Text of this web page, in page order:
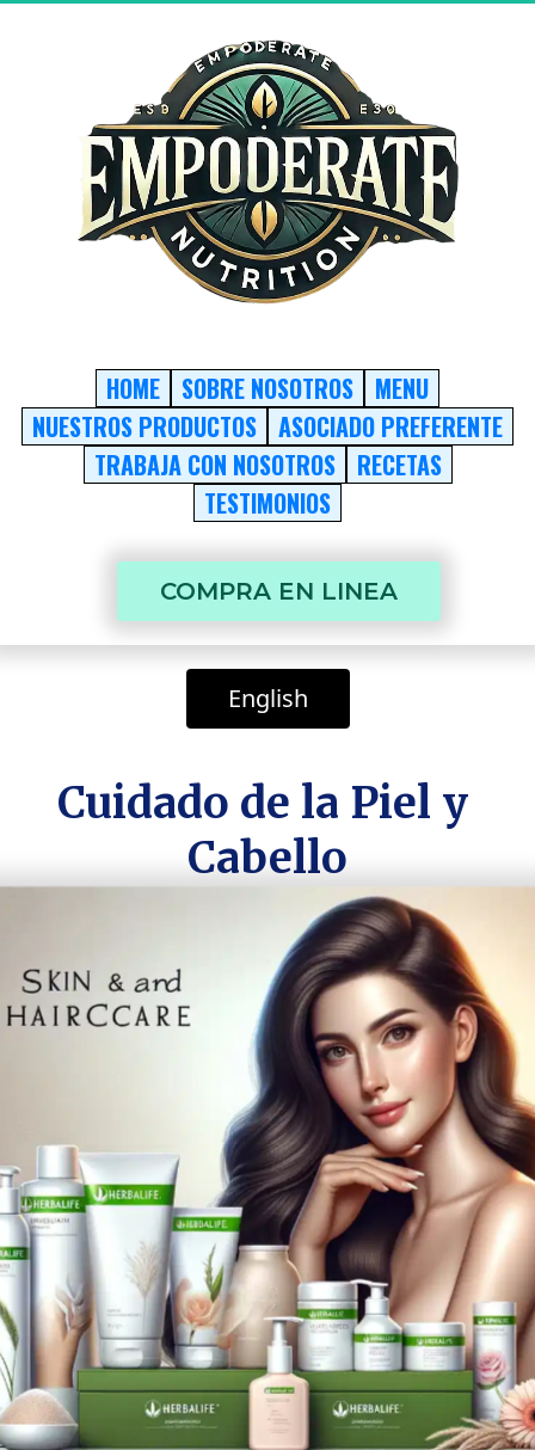
HOME SOBRE NOSOTROS
MENU
NUESTROS PRODUCTOS ASOCIADO PREFERENTE
TRABAJA CON NOSOTROS
RECETAS
TESTIMONIOS
COMPRA EN LINEA
English
Cuidado de la Piel y
Cabello